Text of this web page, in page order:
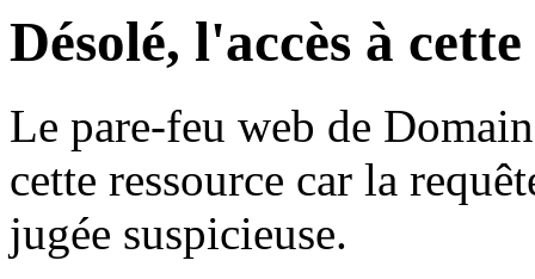
Désolé, l'accès à
Le pare-feu web de
cette ressource car la
jugée suspicieuse.